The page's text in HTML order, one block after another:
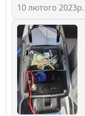
10 лютого 2023р.